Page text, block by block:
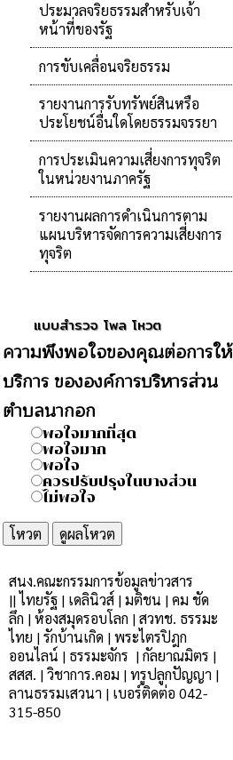
ประมวลจริยธรรมสำหรับเจ้า
หน้าที่ของรัฐ
การขับเคลื่อนจริยธรรม
รายงานการรับทรัพย์สินหรือ
ประโยชน์อื่นใดโดยธรรมจรรยา
การประเมินความเสี่ยงการทุจริต
ในหน่วยงานภาครัฐ
รายงานผลการดำเนินการตาม
แผนบริหารจัดการความเสี่ยงการ
ทุจริต
แบบสำรวจ โพล โหวต
ความพึงพอใจของคุณต่อการให้
บริการ ขององค์การบริหารส่วน
ตำบลนากอก
พอใจมากที่สุด
พอใจมาก
พอใจ
ควรปรับปรุงในบางส่วน
ไม่พอใจ
สนง.คณะกรรมการข้อมูลข่าวสาร
||ไทยรัฐ | เดลินิวส์ |มติชน |คม ชัด
ลึก |ห้องสมุดรอบโลก |สวทช. ธรรมะ
ไทย |รักบ้านเกิด |พระไตรปิฎก
ออนไลน์ | ธรรมะจักร |กัลยาณมิตร |
สสส. |วิชาการ.คอม |ทรูปลูกปัญญา |
ลานธรรมเสวนา | เบอร์ติดต่อ 042-
315-850